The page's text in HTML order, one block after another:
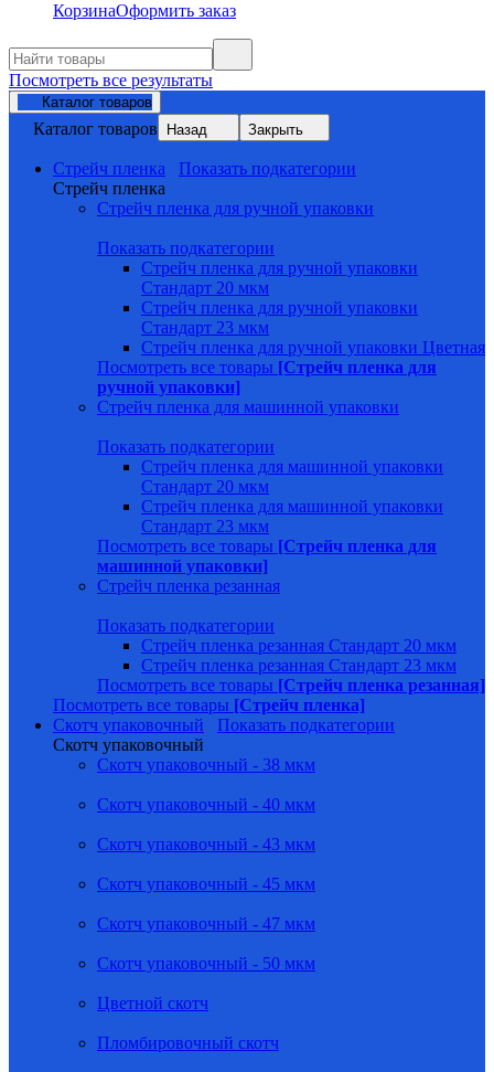
КорзинаОформить заказ
Посмотреть все результаты
Каталог товаров
Каталог товаров Назад Закрыть
Стрейч пленка
Показать подкатегории
Стрейч пленка
Стрейч пленка для ручной упаковки
Показать подкатегории
Стрейч пленка для ручной упаковки
Стандарт 20 мкм
Стрейч пленка для ручной упаковки
Стандарт 23 мкм
Стрейч пленка для ручной упаковки Цветная
Посмотреть все товары [Стрейч пленка для
ручной упаковки]
Стрейч пленка для машинной упаковки
Показать подкатегории
Стрейч пленка для машинной упаковки
Стандарт 20 мкм
Стрейч пленка для машинной упаковки
Стандарт 23 мкм
Посмотреть все товары [Стрейч пленка для
машинной упаковки]
Стрейч пленка резанная
Показать подкатегории
Стрейч пленка резанная Стандарт 20 мкм
Стрейч пленка резанная Стандарт 23 мкм
Посмотреть все товары [Стрейч пленка резанная]
Посмотреть все товары [Стрейч пленка]
Скотч упаковочный
Показать подкатегории
Скотч упаковочный
Скотч упаковочный - 38 мкм
Скотч упаковочный - 40 мкм
Скотч упаковочный - 43 мкм
Скотч упаковочный - 45 мкм
Скотч упаковочный - 47 мкм
Скотч упаковочный - 50 мкм
Цветной скотч
Пломбировочный скотч